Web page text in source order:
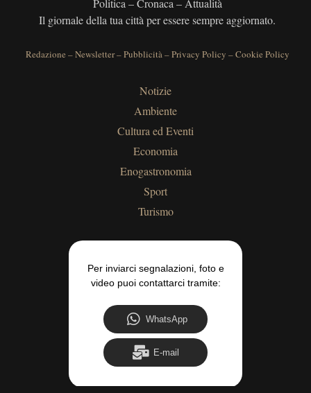
Il giornale della tua città per essere sempre aggiornato.
Redazione –Newsletter–Pubblicità –Privacy Policy –Cookie Policy
Notizie
Ambiente
Cultura ed Eventi
Economia
Enogastronomia
Sport
Turismo
Per inviarci segnalazioni, foto e
video puoi contattarci tramite:
WhatsApp
E-mail